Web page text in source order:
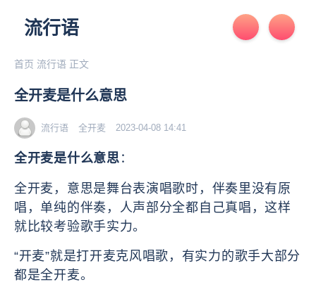
流行语
首页 流行语 正文
全开麦是什么意思
流行语 全开麦 2023-04-08 14:41
全开麦是什么意思 ：
全开麦，意思是舞台表演唱歌时，伴奏里没有原
唱，单纯的伴奏，人声部分全都自己真唱，这样
就比较考验歌手实力。
“开麦”就是打开麦克风唱歌，有实力的歌手大部分
都是全开麦。